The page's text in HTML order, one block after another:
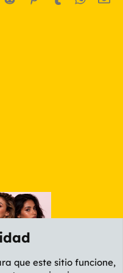
que este sitio funcione,